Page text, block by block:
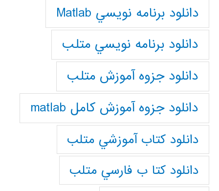
دانلود برنامه نويسي Matlab
دانلود برنامه نويسي متلب
دانلود جزوه آموزش متلب
دانلود جزوه آموزش کامل matlab
دانلود كتاب آموزشي متلب
دانلود كتا ب فارسي متلب